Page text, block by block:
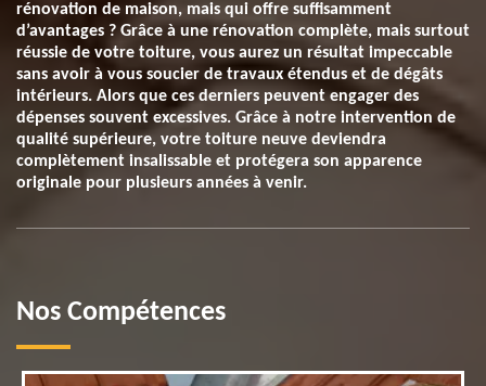
rénovation de maison, mais qui offre suffisamment
d’avantages ? Grâce à une rénovation complète, mais surtout
réussie de votre toiture, vous aurez un résultat impeccable
sans avoir à vous soucier de travaux étendus et de dégâts
intérieurs. Alors que ces derniers peuvent engager des
dépenses souvent excessives. Grâce à notre intervention de
qualité supérieure, votre toiture neuve deviendra
complètement insalissable et protégera son apparence
originale pour plusieurs années à venir.
Nos Compétences